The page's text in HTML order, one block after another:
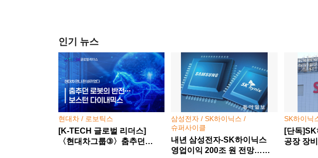
인기 뉴스
현대차 / 로보틱스
[K-TECH 글로벌 리더스]
〈현대차그룹③〉춤추던
삼성전자 / SK하이닉스 /
슈퍼사이클
내년 삼성전자-SK하이닉스
영업이익 200조 원 전망…
SK하이닉
[단독
공장 장